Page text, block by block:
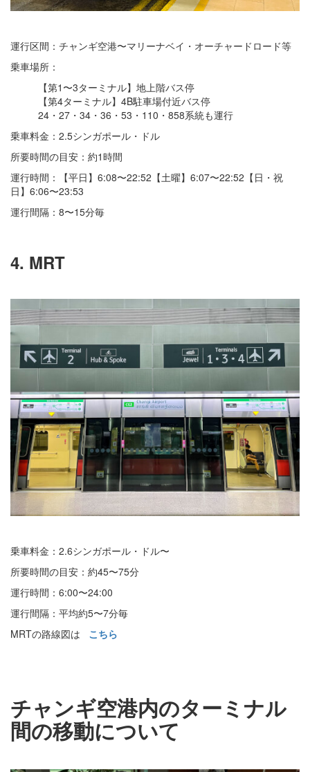
運行区間：チャンギ空港〜マリーナベイ・オーチャードロード等
乗車場所：
【第1〜3ターミナル】地上階バス停
【第4ターミナル】4B駐車場付近バス停
24・27・34・36・53・110・858系統も運行
乗車料金：2.5シンガポール・ドル
所要時間の目安：約1時間
運行時間：【平日】6:08〜22:52【土曜】6:07〜22:52【日・祝
日】6:06〜23:53
運行間隔：8〜15分毎
4. MRT
乗車料金：2.6シンガポール・ドル〜
所要時間の目安：約45〜75分
運行時間：6:00〜24:00
運行間隔：平均約5〜7分毎
MRTの路線図は こちら
チャンギ空港内のターミナル
間の移動について